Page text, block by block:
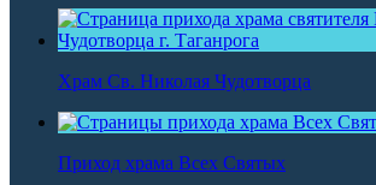
Храм Св. Николая Чудотворца
Приход храма Всех Святых